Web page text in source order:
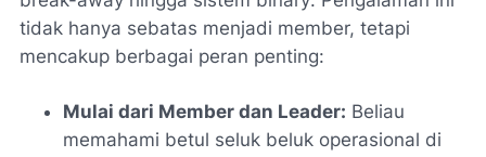
tidak hanya sebatas menjadi member, tetapi
mencakup berbagai peran penting:
Mulai dari Member dan Leader: Beliau
memahami betul seluk beluk operasional di